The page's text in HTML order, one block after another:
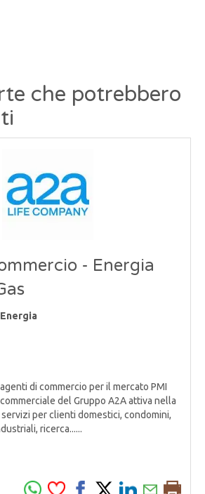
che potrebbero
- Energia
di commercio per il mercato PMI
del Gruppo A2A attiva nella
per clienti domestici, condomini,
ricerca......